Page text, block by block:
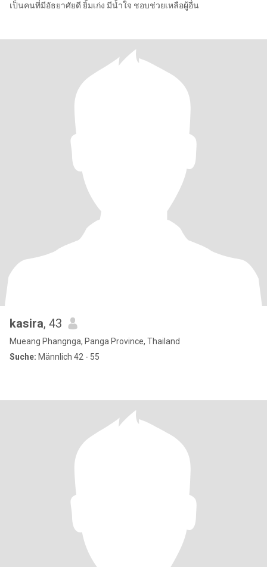
เป็นคนที่มีอัธยาศัยดี ยิ้มเก่ง มีน้ำใจ ชอบช่วยเหลือผู้อื่น
kasira, 43
Mueang Phangnga, Panga Province, Thailand
Suche: Männlich 42 - 55